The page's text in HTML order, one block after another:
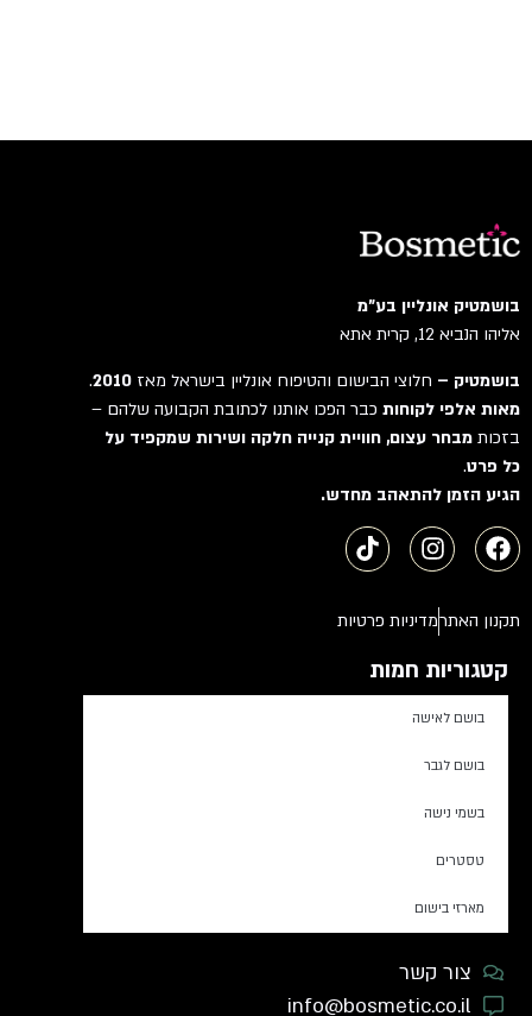
בושמטיק אונליין בע"מ
אליהו הנביא 12, קרית אתא
בושמטיק –חלוצי הבישום והטיפוח אונליין בישראל מאז2010
.
מאות אלפי לקוחותכבר הפכו אותנו לכתובת הקבועה שלהם –
בזכותמבחר עצום, חוויית קנייה חלקה ושירות שמקפיד על
כל פרט.
הגיע הזמן להתאהב מחדש.
תקנון האתרמדיניות פרטיות
קטגוריות חמות
בושם לאישה
בושם לגבר
בשמי נישה
טסטרים
מארזי בישום
צור קשר
info@bosmetic.co.il